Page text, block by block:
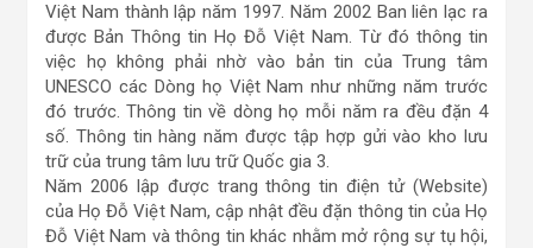
Việt Nam thành lập năm 1997. Năm 2002 Ban liên lạc ra
được Bản Thông tin Họ Đỗ Việt Nam. Từ đó thông tin
việc họ không phải nhờ vào bản tin của Trung tâm
UNESCO các Dòng họ Việt Nam như những năm trước
đó trước. Thông tin về dòng họ mỗi năm ra đều đặn 4
số. Thông tin hàng năm được tập hợp gửi vào kho lưu
trữ của trung tâm lưu trữ Quốc gia 3.
Năm 2006 lập được trang thông tin điện tử (Website)
của Họ Đỗ Việt Nam, cập nhật đều đặn thông tin của Họ
Đỗ Việt Nam và thông tin khác nhằm mở rộng sự tụ hội,